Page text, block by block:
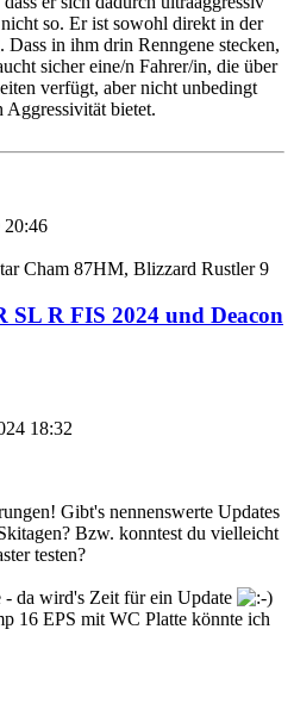
so. Er ist sowohl direkt in der
in ihm drin Renngene stecken,
sicher eine/n Fahrer/in, die über
verfügt, aber nicht unbedingt
Aggressivität bietet.
20:46
Cham 87HM, Blizzard Rustler 9
R FIS 2024 und Deacon
18:32
Gibt's nennenswerte Updates
Bzw. konntest du vielleicht
testen?
- da wird's Zeit für ein Update
16 EPS mit WC Platte könnte ich